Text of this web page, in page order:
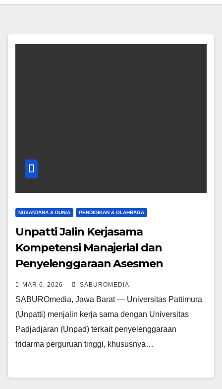
NUSANTARA & DUNIA PENDIDIKAN & OLAHRAGA
Unpatti Jalin Kerjasama
Kompetensi Manajerial dan
Penyelenggaraan Asesmen
dengan UNPAD Bandung
MAR 6, 2026 SABUROMEDIA
SABUROmedia, Jawa Barat — Universitas Pattimura
(Unpatti) menjalin kerja sama dengan Universitas
Padjadjaran (Unpad) terkait penyelenggaraan
tridarma perguruan tinggi, khususnya…